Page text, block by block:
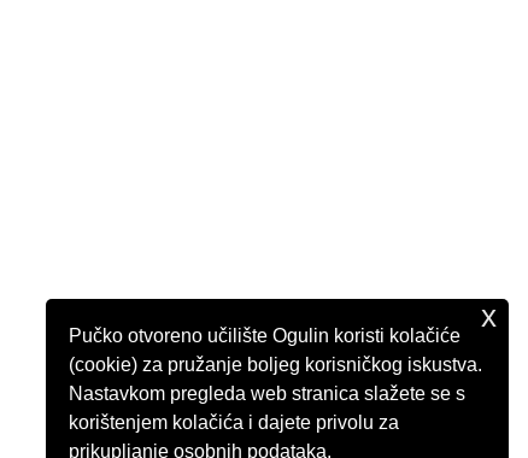
Pučko otvoreno učilište Ogulin koristi kolačiće
(cookie) za pružanje boljeg korisničkog iskustva.
Nastavkom pregleda web stranica slažete se s
korištenjem kolačića i dajete privolu za
prikupljanje osobnih podataka.
x